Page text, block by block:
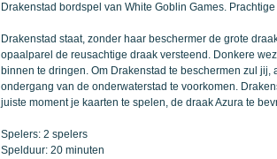
Drakenstad bordspel van White Goblin Games.
Drakenstad staat, zonder haar beschermer de grote
opaalparel de reusachtige draak versteend. Donkere
binnen te dringen. Om Drakenstad te beschermen zul
ondergang van de onderwaterstad te voorkomen.
juiste moment je kaarten te spelen, de draak Azura te
Spelers: 2 spelers
Spelduur: 20 minuten